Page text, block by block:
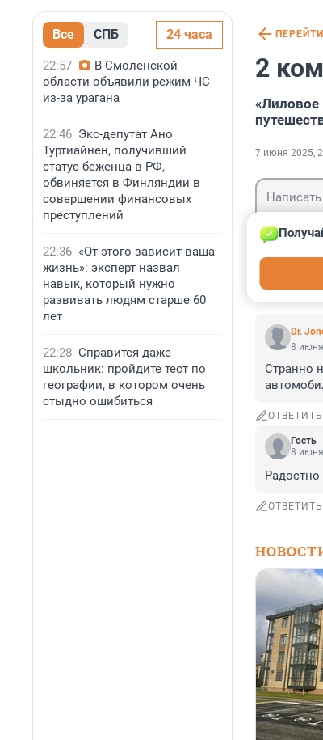
Все СПБ 24 часа
22:57
В Смоленской
области объявили режим ЧС
из-за урагана
22:46 Экс-депутат Ано
Туртиайнен, получивший
статус беженца в РФ,
обвиняется в Финляндии в
совершении финансовых
преступлений
22:36 «От этого зависит ваша
жизнь»: эксперт назвал
навык, который нужно
развивать людям старше 60
лет
22:28 Справится даже
школьник: пройдите тест по
географии, в котором очень
стыдно ошибиться
2
«Лиловое
7 июня 2025,
Dr.
8
Странно
ОТВЕТИТЬ
Гость
8
Радостно
ОТВЕТИТЬ